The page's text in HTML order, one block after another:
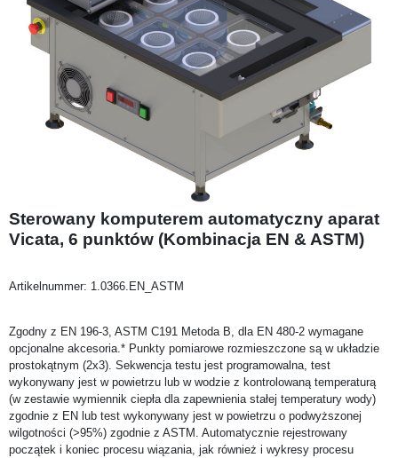
Sterowany komputerem automatyczny aparat
Vicata, 6 punktów (Kombinacja EN & ASTM)
Artikelnummer: 1.0366.EN_ASTM
Zgodny z EN 196-3, ASTM C191 Metoda B, dla EN 480-2 wymagane
opcjonalne akcesoria.* Punkty pomiarowe rozmieszczone są w układzie
prostokątnym (2x3). Sekwencja testu jest programowalna, test
wykonywany jest w powietrzu lub w wodzie z kontrolowaną temperaturą
(w zestawie wymiennik ciepła dla zapewnienia stałej temperatury wody)
zgodnie z EN lub test wykonywany jest w powietrzu o podwyższonej
wilgotności (>95%) zgodnie z ASTM. Automatycznie rejestrowany
początek i koniec procesu wiązania, jak również i wykresy procesu